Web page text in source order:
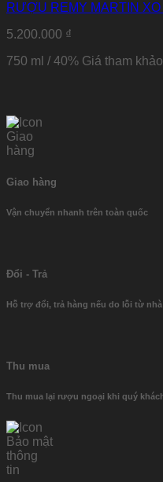
RƯỢU REMY MARTIN XO
5.200.000 ₫
750 ml / 40% Giá tham khảo
Giao hàng
Vận chuyển nhanh trên toàn quốc
Đổi - Trả
Hỗ trợ đổi, trả hàng nếu do lỗi từ
Thu mua
Thu mua lại rượu ngoại khi quý